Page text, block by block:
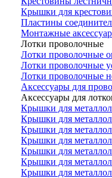
Крышки для
Пластины
Монтажные
Лотки проволочные
Лотки проволочные
Лотки проволочные
Лотки проволочные
Аксессуары для
Аксессуары для
Крышки для
Крышки для
Крышки для
Крышки для
Крышки для
Крышки для
Крышки для